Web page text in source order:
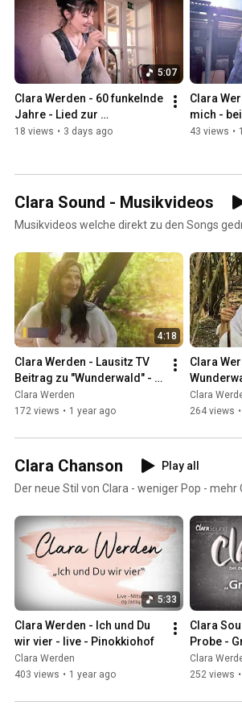
5:07
Clara Werden - 60 funkelnde
Jahre - Lied zur
diamantenen Hochzeit
18 views • 3 days ago
Clara
mich -
43 views •
Clara Sound - Musikvideos
Musikvideos welche direkt zu den Songs
4:18
Clara Werden - Lausitz TV
Beitrag zu "Wunderwald" -
„Lěs źiwow“
Clara Werden
172 views • 1 year ago
Clara
4K -
Clara
264 views •
Clara Chanson
Play all
Der neue Stil von Clara - weniger Pop - mehr
5:33
Clara Werden - Ich und Du
wir vier - live - Pinokkiohof
Clara Werden
403 views • 1 year ago
Clara
Probe -
Pianistin
Clara
252 views •